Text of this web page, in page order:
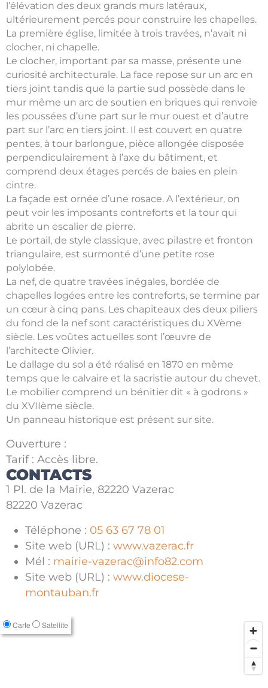
l’élévation des deux grands murs latéraux,
ultérieurement percés pour construire les chapelles.
La première église, limitée à trois travées, n’avait ni
clocher, ni chapelle.
Le clocher, important par sa masse, présente une
curiosité architecturale. La face repose sur un arc en
tiers joint tandis que la partie sud possède dans le
mur même un arc de soutien en briques qui renvoie
les poussées d’une part sur le mur ouest et d’autre
part sur l’arc en tiers joint. Il est couvert en quatre
pentes, à tour barlongue, pièce allongée disposée
perpendiculairement à l’axe du bâtiment, et
comprend deux étages percés de baies en plein
cintre.
La façade est ornée d’une rosace. A l’extérieur, on
peut voir les imposants contreforts et la tour qui
abrite un escalier de pierre.
Le portail, de style classique, avec pilastre et fronton
triangulaire, est surmonté d’une petite rose
polylobée.
La nef, de quatre travées inégales, bordée de
chapelles logées entre les contreforts, se termine par
un cœur à cinq pans. Les chapiteaux des deux piliers
du fond de la nef sont caractéristiques du XVème
siècle. Les voûtes actuelles sont l’œuvre de
l’architecte Olivier.
Le dallage du sol a été réalisé en 1870 en même
temps que le calvaire et la sacristie autour du chevet.
Le mobilier comprend un bénitier dit « à godrons »
du XVIIème siècle.
Un panneau historique est présent sur site.
Ouverture :
Tarif : Accès libre.
CONTACTS
1 Pl. de la Mairie, 82220 Vazerac
82220 Vazerac
Téléphone : 05 63 67 78 01
Site web (URL) : www.vazerac.fr
Mél : mairie-vazerac@info82.com
Site web (URL) : www.diocese-
montauban.fr
Carte Satellite